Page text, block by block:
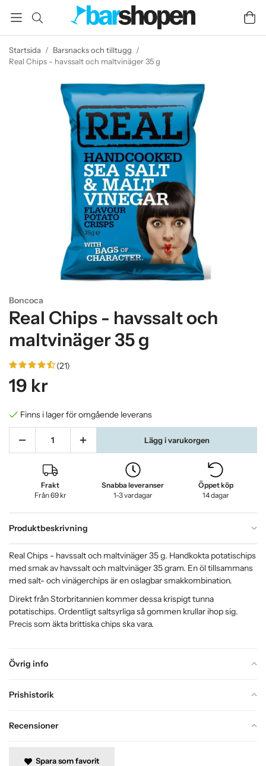
Startsida / Barsnacks och tilltugg /
Real Chips - havssalt och maltvinäger 35 g
Boncoca
Real Chips - havssalt och
maltvinäger 35 g
(21)
19 kr
Finns i lager för omgående leverans
Lägg i varukorgen
Frakt
Från 69 kr
Snabba leveranser
1-3 vardagar
Öppet köp
14 dagar
Produktbeskrivning
Övrig info
Prishistorik
Recensioner
Real Chips - havssalt och maltvinäger 35 g. Handkokta potatischips
med smak av havssalt och maltvinäger 35 gram. En öl tillsammans
med salt- och vinägerchips är en oslagbar smakkombination.
Direkt från Storbritannien kommer dessa krispigt tunna
potatischips. Ordentligt saltsyrliga så gommen krullar ihop sig.
Precis som äkta brittiska chips ska vara.
Spara som favorit